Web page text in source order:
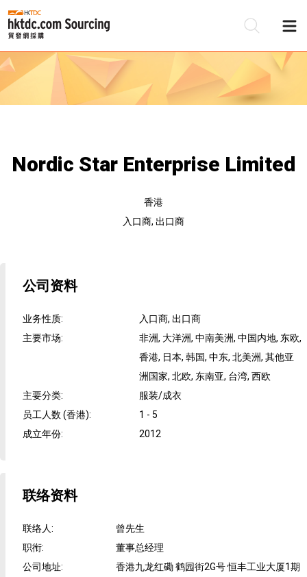
Nordic Star Enterprise Limited
香港
入口商, 出口商
公司资料
业务性质:
入口商, 出口商
主要市场:
非洲, 大洋洲, 中南美洲, 中国内地, 东欧,
香港, 日本, 韩国, 中东, 北美洲, 其他亚
洲国家, 北欧, 东南亚, 台湾, 西欧
主要分类:
服装/成衣
员工人数 (香港):
1 - 5
成立年份: 2012
联络资料
联络人:
曾先生
职衔:
董事总经理
公司地址:
香港九龙红磡 鹤园街2G号 恒丰工业大厦1期